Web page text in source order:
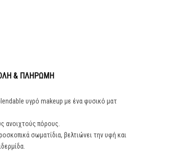
& ΠΛΗΡΩΜΉ
υγρό makeup με ένα φυσικό ματ
ανοιχτούς πόρους.
σωματίδια, βελτιώνει την υφή και